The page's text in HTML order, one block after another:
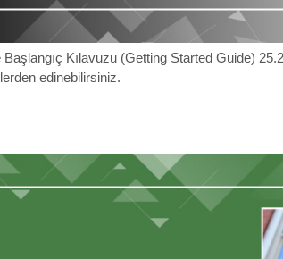
Kılavuzu (Getting Started Guide)
edinebilirsiniz.